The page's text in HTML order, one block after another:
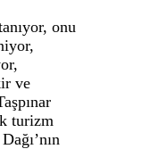
onu
ve
turizm